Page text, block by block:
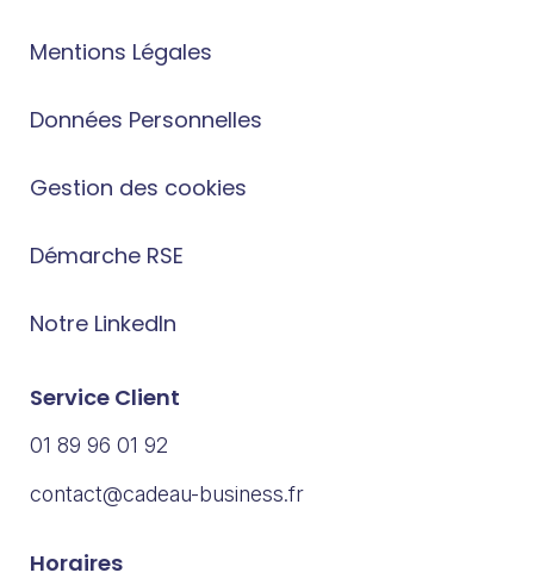
Mentions Légales
Données Personnelles
Gestion des cookies
Démarche RSE
Notre LinkedIn
Service Client
01 89 96 01 92
contact@cadeau-business.fr
Horaires